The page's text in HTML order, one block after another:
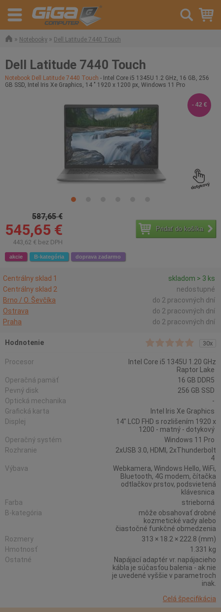
» Notebooky » Dell Latitude 7440 Touch
Dell Latitude 7440 Touch
Notebook Dell Latitude 7440 Touch - Intel Core i5 1345U 1.2 GHz, 16 GB, 256
GB SSD, Intel Iris Xe Graphics, 14 " 1920 x 1200 px, Windows 11 Pro
587,65 €
545,65 €
443,62 € bez DPH
Pridať do košíka
akcie B-kategória doprava zadarmo
- 42 €
Centrálny sklad 1
skladom > 3 ks
Centrálny sklad 2
nedostupné
Brno / O. Ševčíka
do 2 pracovných dní
Ostrava
do 2 pracovných dní
Praha
do 2 pracovných dní
Hodnotenie 30x
Procesor
Intel Core i5 1345U 1.20 GHz
Raptor Lake
Operačná pamäť
16 GB DDR5
Pevný disk
256 GB SSD
Optická mechanika
-
Grafická karta
Intel Iris Xe Graphics
Displej
14" LCD FHD s rozlišením 1920 x
1200 - matný - dotykový
Operačný systém
Windows 11 Pro
Rozhranie
2xUSB 3.0, HDMI, 2xThunderbolt
4
Výbava
Webkamera, Windows Hello, WiFi,
Bluetooth, 4G modem, čítačka
odtlačkov prstov, podsvietená
klávesnica
Farba
strieborná
B-kategória
môže obsahovať drobné
kozmetické vady alebo
čiastočné funkčné obmedzenia
Rozmery
313 × 18.2 × 222.8 (mm)
Hmotnosť
1.331 kg
Ostatné
Napájací adaptér vr. napájacieho
kábla je súčasťou balenia - ak nie
je uvedené vyššie v parametroch
inak.
Celá špecifikácia